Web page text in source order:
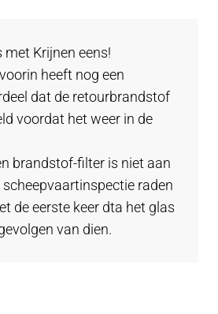
met Krijnen eens!
heeft nog een
dat de retourbrandstof
voordat het weer in de
brandstof-filter is niet aan
scheepvaartinspectie raden
de eerste keer dta het glas
van dien.